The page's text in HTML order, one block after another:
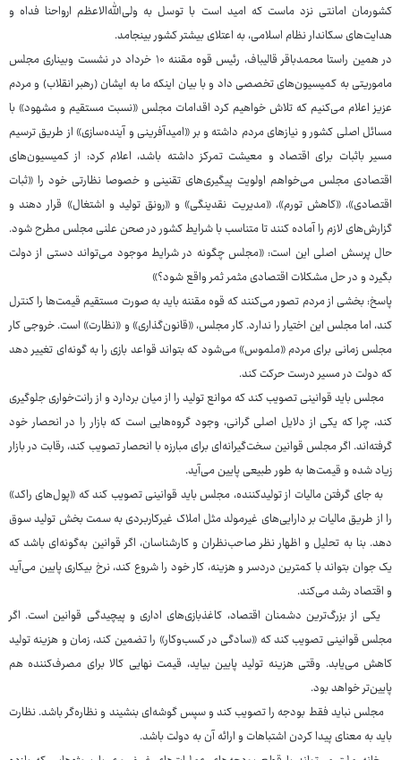
کشورمان امانتی نزد ماست که امید است با توسل به ولی‌الله‌الاعظم ارواحنا فداه و
هدایت‌های سکاندار نظام اسلامی، به اعتلای بیشتر کشور بینجامد.
در همین راستا محمدباقر قالیباف، رئیس قوه مقننه ۱۰ خرداد در نشست وبیناری مجلس
ماموریتی به کمیسیون‌های تخصصی داد و با بیان اینکه ما به ایشان (رهبر انقلاب) و مردم
عزیز اعلام می‌کنیم که تلاش خواهیم کرد اقدامات مجلس «نسبت مستقیم و مشهود» با
مسائل اصلی کشور و نیازهای مردم داشته و بر «امیدآفرینی و آینده‌سازی» از طریق ترسیم
مسیر باثبات برای اقتصاد و معیشت تمرکز داشته باشد، اعلام کرد: از کمیسیون‌های
اقتصادی مجلس می‌خواهم اولویت پیگیری‌های تقنینی و خصوصا نظارتی خود را «ثبات
اقتصادی»، «کاهش تورم»، «مدیریت نقدینگی» و «رونق تولید و اشتغال» قرار دهند و
گزارش‌های لازم را آماده کنند تا متناسب با شرایط کشور در صحن علنی مجلس مطرح شود.
حال پرسش اصلی این است: «مجلس چگونه در شرایط موجود می‌تواند دستی از دولت
بگیرد و در حل مشکلات اقتصادی مثمر ثمر واقع شود؟»
پاسخ: بخشی از مردم تصور می‌کنند که قوه مقننه باید به صورت مستقیم قیمت‌ها را کنترل
کند، اما مجلس این اختیار را ندارد. کار مجلس، «قانون‌گذاری» و «نظارت» است. خروجی کار
مجلس زمانی برای مردم «ملموس» می‌شود که بتواند قواعد بازی را به گونه‌ای تغییر دهد
که دولت در مسیر درست حرکت کند.
مجلس باید قوانینی تصویب کند که موانع تولید را از میان بردارد و از رانت‌خواری جلوگیری
کند، چرا که یکی از دلایل اصلی گرانی، وجود گروه‌هایی است که بازار را در انحصار خود
گرفته‌اند. اگر مجلس قوانین سخت‌گیرانه‌ای برای مبارزه با انحصار تصویب کند، رقابت در بازار
زیاد شده و قیمت‌ها به طور طبیعی پایین می‌آید.
به جای گرفتن مالیات از تولیدکننده، مجلس باید قوانینی تصویب کند که «پول‌های راکد»
را از طریق مالیات بر دارایی‌های غیرمولد مثل املاک غیرکاربردی به سمت بخش تولید سوق
دهد. بنا به تحلیل و اظهار نظر صاحب‌نظران و کارشناسان، اگر قوانین به‌گونه‌ای باشد که
یک جوان بتواند با کمترین دردسر و هزینه، کار خود را شروع کند، نرخ بیکاری پایین می‌آید
و اقتصاد رشد می‌کند.
یکی از بزرگ‌ترین دشمنان اقتصاد، کاغذبازی‌های اداری و پیچیدگی قوانین است. اگر
مجلس قوانینی تصویب کند که «سادگی در کسب‌وکار» را تضمین کند، زمان و هزینه تولید
کاهش می‌یابد. وقتی هزینه تولید پایین بیاید، قیمت نهایی کالا برای مصرف‌کننده هم
پایین‌تر خواهد بود.
مجلس نباید فقط بودجه را تصویب کند و سپس گوشه‌ای بنشیند و نظاره‌گر باشد. نظارت
باید به معنای پیدا کردن اشتباهات و ارائه آن به دولت باشد.